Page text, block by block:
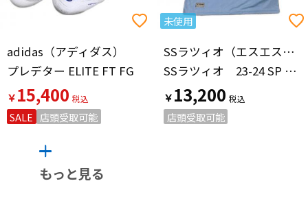
adidas（アディダス）
プレデター ELITE FT FG
￥15,400
SALE 店頭受取可能
未使用
SSラツィオ（エスエス・ラツィオ）
SSラツィオ 23-24 SP 半袖レプリカユニフォーム 未使用品
￥13,200
店頭受取可能
もっと見る